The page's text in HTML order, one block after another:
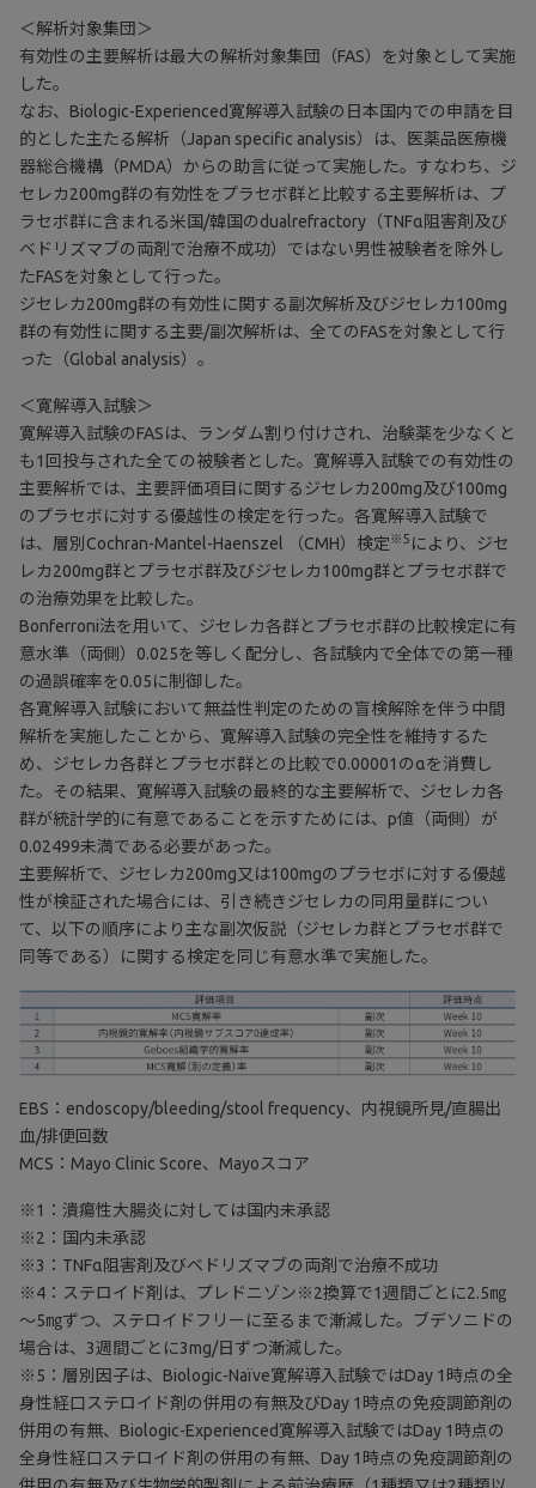
＜解析対象集団＞
有効性の主要解析は最大の解析対象集団（FAS）を対象として実施
した。
なお、Biologic-Experienced寛解導入試験の日本国内での申請を目
的とした主たる解析（Japan specific analysis）は、医薬品医療機
器総合機構（PMDA）からの助言に従って実施した。すなわち、ジ
セレカ200mg群の有効性をプラセボ群と比較する主要解析は、プ
ラセボ群に含まれる米国/韓国のdualrefractory（TNFα阻害剤及び
ベドリズマブの両剤で治療不成功）ではない男性被験者を除外し
たFASを対象として行った。
ジセレカ200mg群の有効性に関する副次解析及びジセレカ100mg
群の有効性に関する主要/副次解析は、全てのFASを対象として行
った（Global analysis）。
＜寛解導入試験＞
寛解導入試験のFASは、ランダム割り付けされ、治験薬を少なくと
も1回投与された全ての被験者とした。寛解導入試験での有効性の
主要解析では、主要評価項目に関するジセレカ200mg及び100mg
のプラセボに対する優越性の検定を行った。各寛解導入試験で
は、層別Cochran-Mantel-Haenszel （CMH）検定※5 により、ジセ
レカ200mg群とプラセボ群及びジセレカ100mg群とプラセボ群で
の治療効果を比較した。
Bonferroni法を用いて、ジセレカ各群とプラセボ群の比較検定に有
意水準（両側）0.025を等しく配分し、各試験内で全体での第一種
の過誤確率を0.05に制御した。
各寛解導入試験において無益性判定のための盲検解除を伴う中間
解析を実施したことから、寛解導入試験の完全性を維持するた
め、ジセレカ各群とプラセボ群との比較で0.00001のαを消費し
た。その結果、寛解導入試験の最終的な主要解析で、ジセレカ各
群が統計学的に有意であることを示すためには、p値（両側）が
0.02499未満である必要があった。
主要解析で、ジセレカ200mg又は100mgのプラセボに対する優越
性が検証された場合には、引き続きジセレカの同用量群につい
て、以下の順序により主な副次仮説（ジセレカ群とプラセボ群で
同等である）に関する検定を同じ有意水準で実施した。
EBS：endoscopy/bleeding/stool frequency、内視鏡所見/直腸出
血/排便回数
MCS：Mayo Clinic Score、Mayoスコア
※1：潰瘍性大腸炎に対しては国内未承認
※2：国内未承認
※3：TNFα阻害剤及びベドリズマブの両剤で治療不成功
※4：ステロイド剤は、プレドニゾン※2換算で1週間ごとに2.5㎎
～5㎎ずつ、ステロイドフリーに至るまで漸減した。ブデソニドの
場合は、3週間ごとに3mg/日ずつ漸減した。
※5：層別因子は、Biologic-Naïve寛解導入試験ではDay 1時点の全
身性経口ステロイド剤の併用の有無及びDay 1時点の免疫調節剤の
併用の有無、Biologic-Experienced寛解導入試験ではDay 1時点の
全身性経口ステロイド剤の併用の有無、Day 1時点の免疫調節剤の